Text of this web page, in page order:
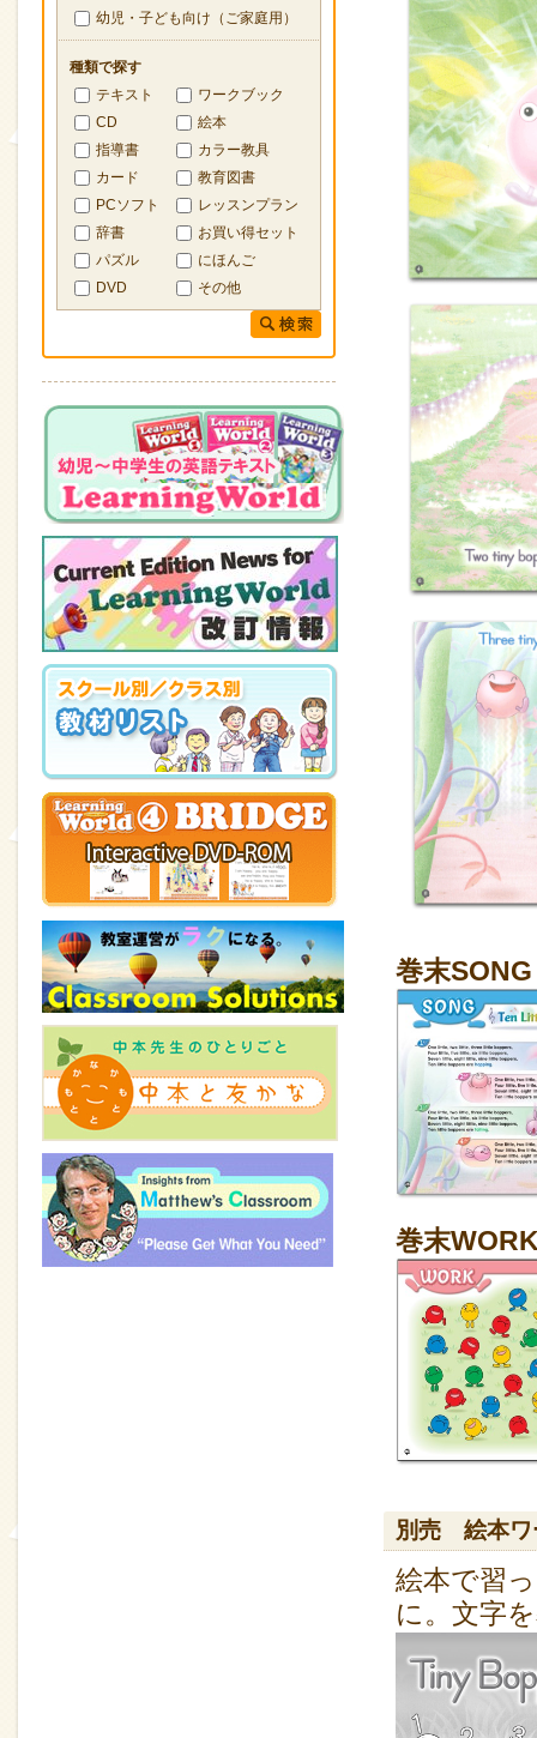
幼児・子ども向け（ご家庭用）
種類で探す
テキスト
CD
指導書
カード
PCソフト
辞書
パズル
DVD
ワークブック
絵本
カラー教具
教育図書
レッスンプラン
お買い得セット
にほんご
その他
巻末
巻末
別売 絵本ワ
絵本で習
に。文字